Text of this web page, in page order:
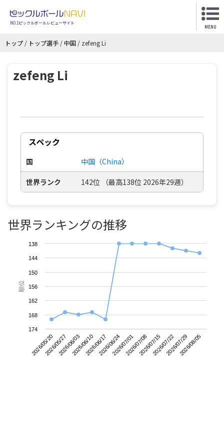
NO.1ピックルボールレビューサイト
MENU
トップ / トップ選手 / 中国 / zefeng Li
zefeng Li
スペック
国 中国（China）
世界ランク 142位 （最高138位 2026年29週）
世界ランキングの推移
順位
2026/05/202026/05/272026/06/032026/06/102026/06/172026/06/242026/07/012026/07/082026/07/152026/07/222026/07/292026/08/05
138
144
150
156
162
168
174